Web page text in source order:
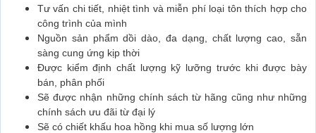
Tư vấn chi tiết, nhiệt tình và miễn phí loại tôn thích hợp cho
công trình của mình
Nguồn sản phẩm dồi dào, đa dạng, chất lượng cao, sẵn
sàng cung ứng kịp thời
Được kiểm định chất lượng kỹ lưỡng trước khi được bày
bán, phân phối
Sẽ được nhận những chính sách từ hãng cũng như những
chính sách ưu đãi từ đại lý
Sẽ có chiết khấu hoa hồng khi mua số lượng lớn